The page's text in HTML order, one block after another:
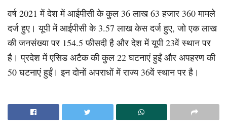
वर्ष 2021 में देश में आईपीसी के कुल 36 लाख 63 हजार 360 मामले
दर्ज हुए। यूपी में आईपीसी के 3.57 लाख केस दर्ज हुए, जो एक लाख
की जनसंख्या पर 154.5 फीसदी है और देश में यूपी 23वें स्थान पर
है। प्रदेश में एसिड अटैक की कुल 22 घटनाएं हुईं और अपहरण की
50 घटनाएं हुईं। इन दोनों अपराधों में राज्य 36वें स्थान पर है।